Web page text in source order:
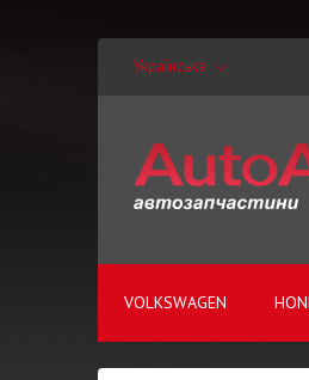
Українська
VOLKSWAGEN